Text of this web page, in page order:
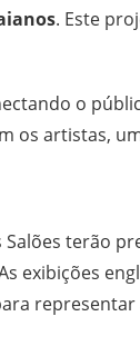
. Este
o
os artistas,
terão
exibições